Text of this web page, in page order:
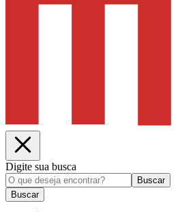
Digite sua busca
Buscar
Buscar